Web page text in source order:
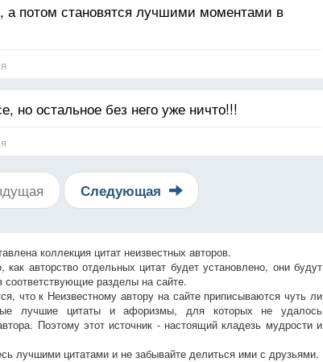
а потом становятся лучшими моментами в
но остальное без него уже ничто!!!
Следующая
коллекция цитат неизвестных авторов.
как авторство отдельных цитат будет установлено, они будут
соответствующие разделы на сайте.
что к Неизвестному автору на сайте приписываются чуть ли
лучшие цитаты и афоризмы, для которых не удалось
Поэтому этот источник - настоящий кладезь мудрости и
лучшими цитатами и не забывайте делиться ими с друзьями.